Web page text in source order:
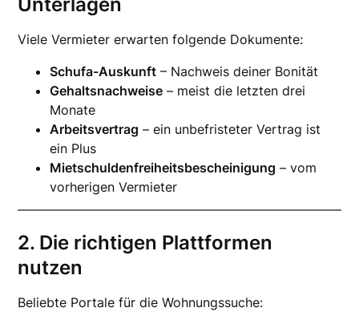
Unterlagen
Viele Vermieter erwarten folgende Dokumente:
Schufa-Auskunft – Nachweis deiner Bonität
Gehaltsnachweise – meist die letzten drei
Monate
Arbeitsvertrag – ein unbefristeter Vertrag ist
ein Plus
Mietschuldenfreiheitsbescheinigung – vom
vorherigen Vermieter
2. Die richtigen Plattformen
nutzen
Beliebte Portale für die Wohnungssuche: